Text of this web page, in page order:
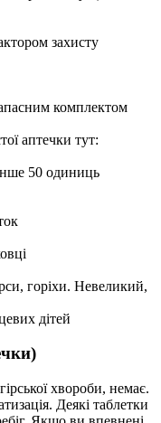
захисту
комплектом
аптечки тут:
50 одиниць
горіхи. Невеликий,
дітей
хвороби, немає.
Деякі таблетки